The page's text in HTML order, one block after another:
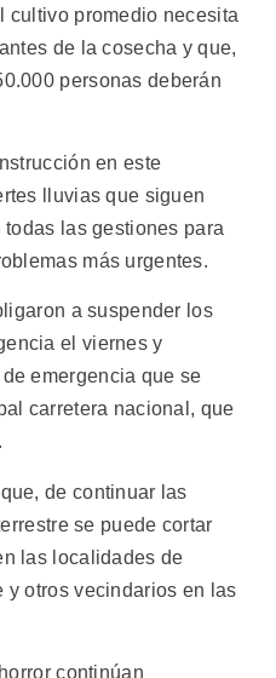
cultivo promedio necesita
de la cosecha y que,
personas deberán
en este
lluvias que siguen
las gestiones para
más urgentes.
a suspender los
el viernes y
emergencia que se
carretera nacional, que
de continuar las
se puede cortar
las localidades de
y otros vecindarios en las
continúan